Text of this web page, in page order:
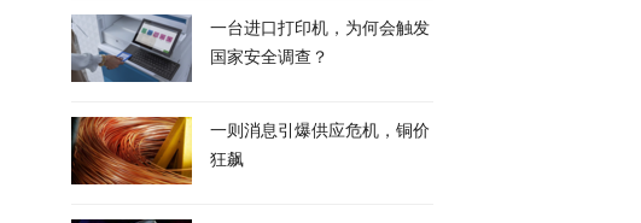
一台进口打印机，为何会触发
国家安全调查？
一则消息引爆供应危机，铜价
狂飙